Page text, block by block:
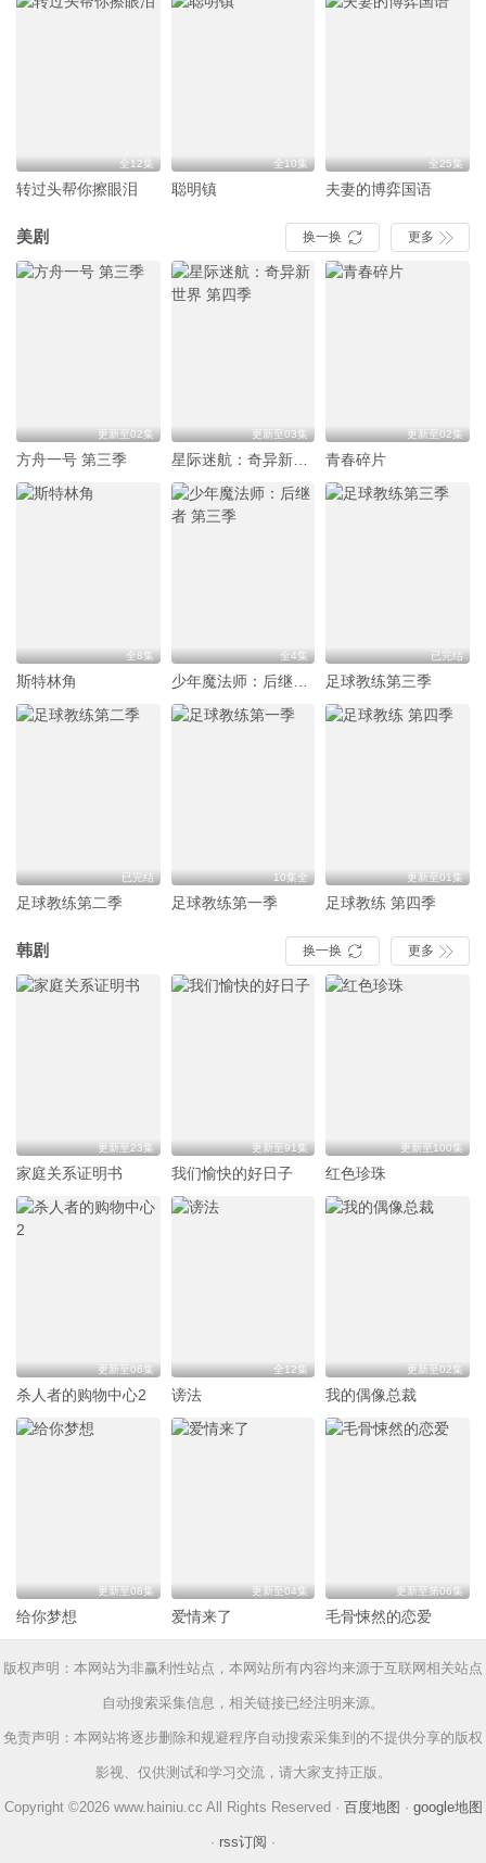
全12集
转过头帮你擦眼泪
全10集
聪明镇
全25集
夫妻的博弈国语
美剧 换一换  更多 
更新至02集
方舟一号 第三季
更新至03集
星际迷航：奇异新世界 第四季
更新至02集
青春碎片
全8集
斯特林角
全4集
少年魔法师：后继者 第三季
已完结
足球教练第三季
已完结
足球教练第二季
10集全
足球教练第一季
更新至01集
足球教练 第四季
韩剧 换一换  更多 
更新至23集
家庭关系证明书
更新至91集
我们愉快的好日子
更新至100集
红色珍珠
更新至06集
杀人者的购物中心2
全12集
谤法
更新至02集
我的偶像总裁
更新至08集
给你梦想
更新至04集
爱情来了
更新至第06集
毛骨悚然的恋爱
版权声明：本网站为非赢利性站点，本网站所有内容均来源于互联网相关站点
自动搜索采集信息，相关链接已经注明来源。
免责声明：本网站将逐步删除和规避程序自动搜索采集到的不提供分享的版权
影视、仅供测试和学习交流，请大家支持正版。
Copyright ©2026 www.hainiu.cc All Rights Reserved · 百度地图 · google地图
· rss订阅 ·